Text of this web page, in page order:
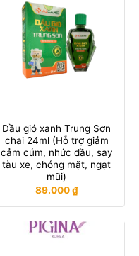
Dầu gió xanh Trung Sơn
chai 24ml (Hỗ trợ giảm
cảm cúm, nhức đầu, say
tàu xe, chóng mặt, ngạt
mũi)
89.000₫